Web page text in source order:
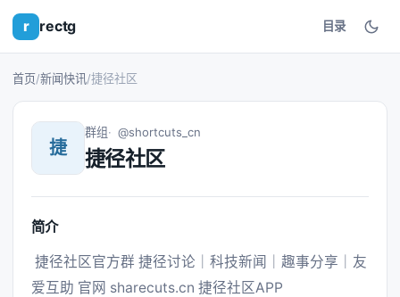
r rectg 目录
首页/新闻快讯/捷径社区
捷
群组 @shortcuts_cn
捷径社区
简介
爱互助 官网 sharecuts.cn 捷径社区APP